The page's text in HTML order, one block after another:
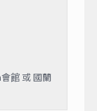
館 或 國蘭